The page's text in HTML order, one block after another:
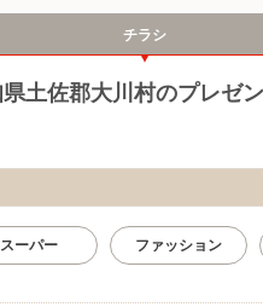
チラシ
県土佐郡大川村のプレゼ
スーパー ファッション